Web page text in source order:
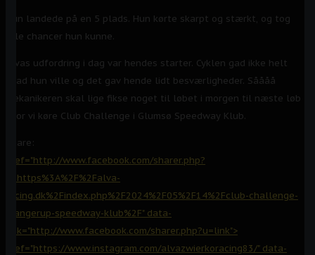
Hun landede på en 5 plads. Hun kørte skarpt og stærkt, og tog
alle chancer hun kunne.
Alvas udfordring i dag var hendes starter. Cyklen gad ikke helt
hvad hun ville og det gav hende lidt besværligheder. Såååå
mekanikeren skal lige fikse noget til løbet i morgen til næste løb
hvor vi køre Club Challenge i Glumsø Speedway Klub.
Share:
href="http://www.facebook.com/sharer.php?
u=https%3A%2F%2Falva-
racing.dk%2Findex.php%2F2024%2F05%2F14%2Fclub-challenge-
slangerup-speedway-klub%2F" data-
link="http://www.facebook.com/sharer.php?u=link">
href="https://www.instagram.com/alvazwierkoracing83/" data-